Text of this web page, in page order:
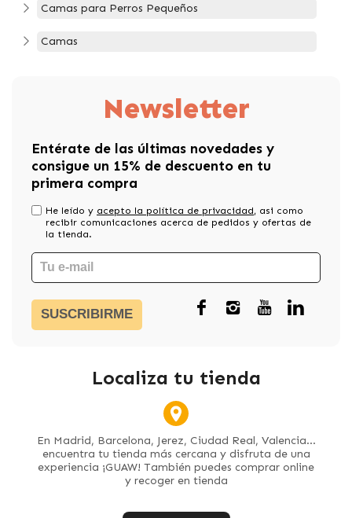
Camas para Perros Pequeños
Camas
Newsletter
Entérate de las últimas novedades y
consigue un 15% de descuento en tu
primera compra
He leído y acepto la política de privacidad, asi como
recibir comunicaciones acerca de pedidos y ofertas de
la tienda.
SUSCRIBIRME
Localiza tu tienda
En Madrid, Barcelona, Jerez, Ciudad Real, Valencia...
encuentra tu tienda más cercana y disfruta de una
experiencia ¡GUAW! También puedes comprar online
y recoger en tienda